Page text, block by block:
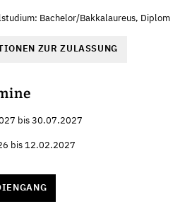
Bachelor/Bakkalaureus, Diplom
ZUR ZULASSUNG
bis 30.07.2027
bis 12.02.2027